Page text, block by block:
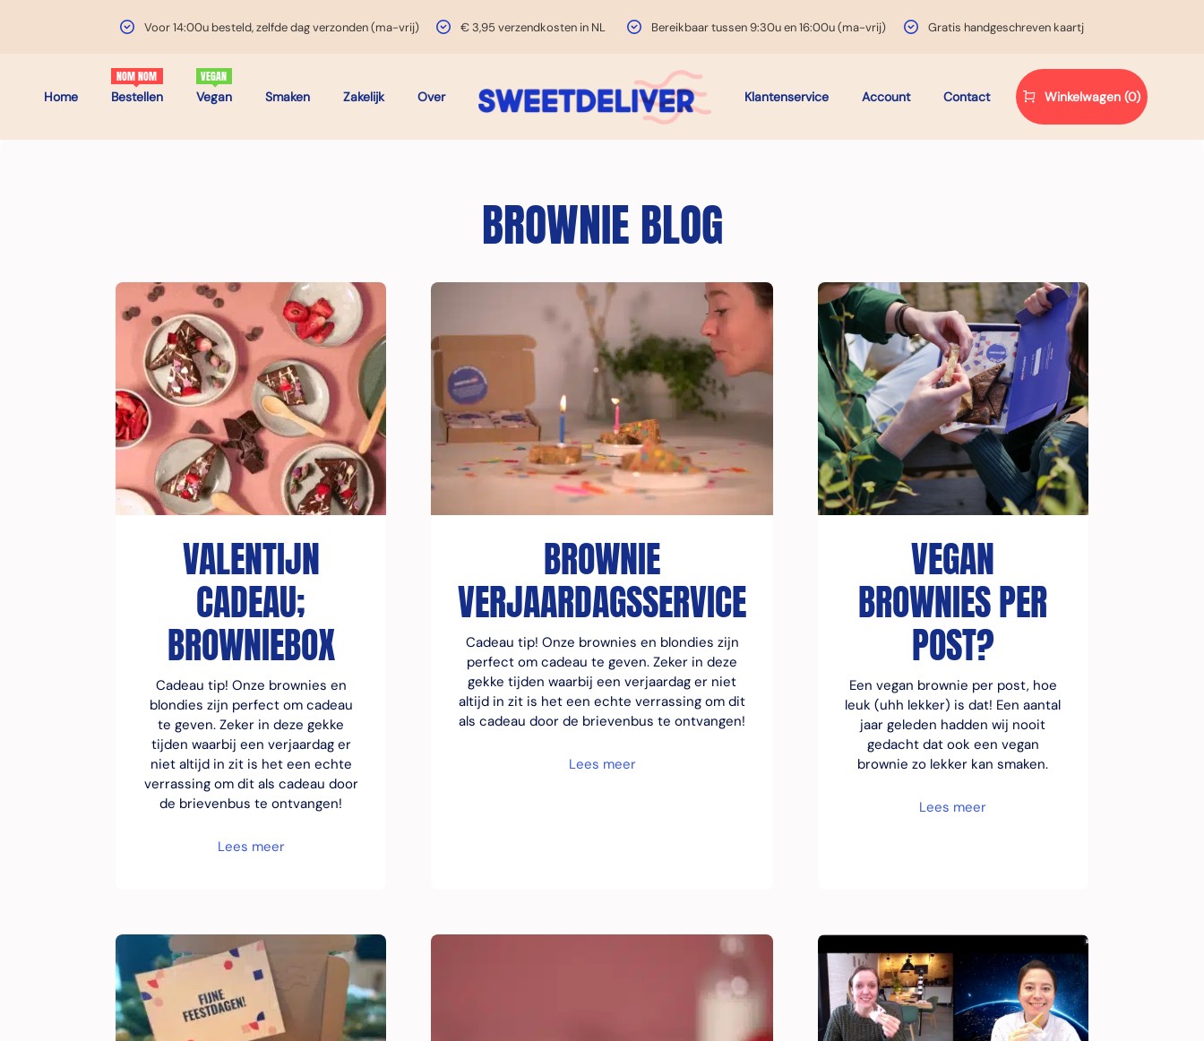
Voor 14:00u besteld, zelfde dag verzonden (ma-vrij) € 3,95 verzendkosten in NL Bereikbaar tussen 9:30u en 16:00u (ma-vrij) Gratis handgeschreven kaartje
Home Bestellen Vegan Smaken Zakelijk Over Klantenservice Account Contact Winkelwagen (0)
BROWNIE BLOG
VALENTIJN
CADEAU;
BROWNIEBOX
Cadeau tip! Onze brownies en
blondies zijn perfect om cadeau
te geven. Zeker in deze gekke
tijden waarbij een verjaardag er
niet altijd in zit is het een echte
verrassing om dit als cadeau door
de brievenbus te ontvangen!
Lees meer
BROWNIE
VERJAARDAGSSERVICE
Cadeau tip! Onze brownies en blondies zijn
perfect om cadeau te geven. Zeker in deze
gekke tijden waarbij een verjaardag er niet
altijd in zit is het een echte verrassing om dit
als cadeau door de brievenbus te ontvangen!
Lees meer
VEGAN
BROWNIES PER
POST?
Een vegan brownie per post, hoe
leuk (uhh lekker) is dat! Een aantal
jaar geleden hadden wij nooit
gedacht dat ook een vegan
brownie zo lekker kan smaken.
Lees meer